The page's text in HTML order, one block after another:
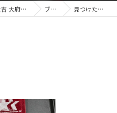
愛知県大府市の買取なら買取大吉 大府共栄町3丁目店 ブログ 見つけた価値。